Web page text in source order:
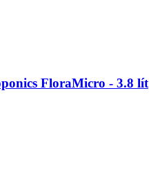
FloraMicro - 3.8 lít